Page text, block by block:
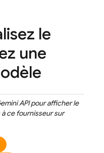
le
une
APIpour afficher le
ce fournisseur sur